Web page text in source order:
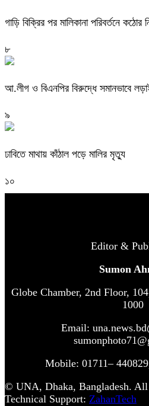
গাড়ি বিক্রির পর মালিকানা পরিবর্তনে কঠোর
৮
আ.লীগ ও বিএনপির বিরুদ্ধে সমানভাবে
৯
ঢাবিতে মাথায় কাঁঠাল পড়ে মালির মৃত্যু
১০
Editor &
Sumon
Globe Chamber, 2nd Floor,
1000
Email:
Mobile: 01711–
© UNA, Dhaka, Bangladesh. All
Technical Support: ZahanTech